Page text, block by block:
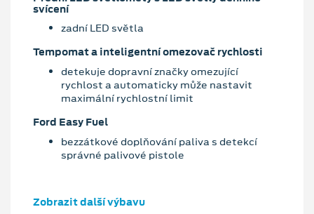
svícení
zadní LED světla
Tempomat a inteligentní omezovač rychlosti
detekuje dopravní značky omezující
rychlost a automaticky může nastavit
maximální rychlostní limit
Ford Easy Fuel
bezzátkové doplňování paliva s detekcí
správné palivové pistole
Zobrazit další výbavu